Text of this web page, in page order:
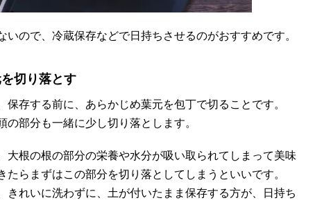
いので、冷蔵保存などで日持ちさせるのがおすすめです。
切り落とす
保存する前に、あらかじめ葉元を包丁で切ることです。
部分も一緒に少し切り落とします。
大根の根の部分の栄養や水分が吸い取られてしまって美味
たらまずはこの部分を切り落としてしまうといいです。
きれいに洗わずに、土が付いたまま保存する方が、日持ち